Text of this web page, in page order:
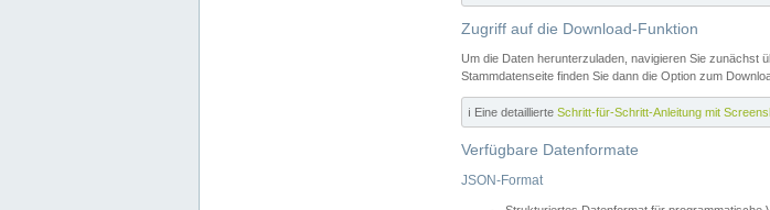
Zugriff auf die Download-Funktion
Um die Daten herunterzuladen, navigieren Sie zunächst
Stammdatenseite finden Sie dann die Option zum
ℹ️ Eine detaillierte Schritt-für-Schritt-Anleitung mit
Verfügbare Datenformate
JSON-Format